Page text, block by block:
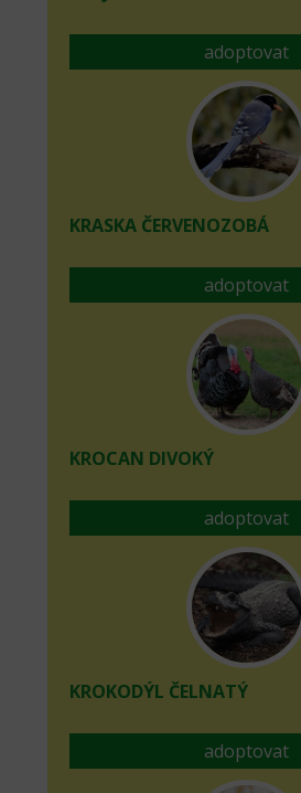
adoptovat
KRASKA ČERVENOZOBÁ
adoptovat
KROCAN DIVOKÝ
adoptovat
KROKODÝL ČELNATÝ
adoptovat